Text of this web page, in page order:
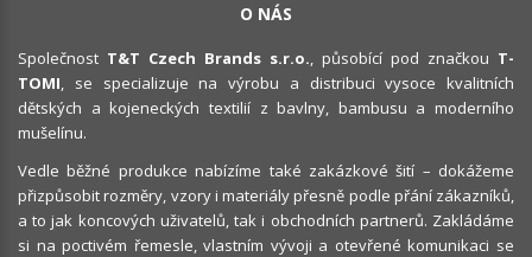
O NÁS
Společnost T&T Czech Brands s.r.o., působící pod značkou T-
TOMI, se specializuje na výrobu a distribuci vysoce kvalitních
dětských a kojeneckých textilií z bavlny, bambusu a moderního
mušelínu.
Vedle běžné produkce nabízíme také zakázkové šití – dokážeme
přizpůsobit rozměry, vzory i materiály přesně podle přání zákazníků,
a to jak koncových uživatelů, tak i obchodních partnerů. Zakládáme
si na poctivém řemesle, vlastním vývoji a otevřené komunikaci se